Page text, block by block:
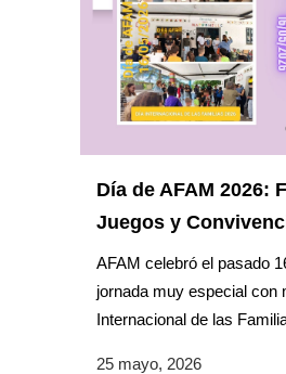
Día de AFAM 2026:
Juegos y
AFAM celebró el pasado
jornada muy especial con
Internacional de las
25 mayo, 2026